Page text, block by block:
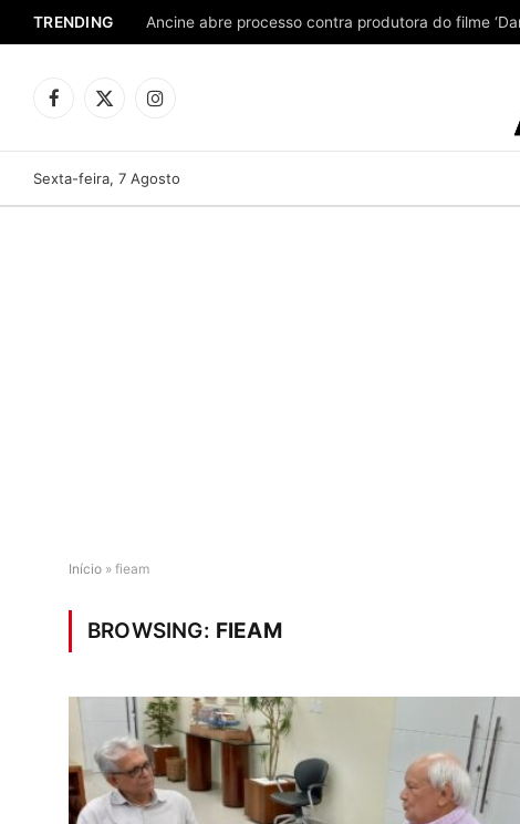
TRENDING Ancine abre processo contra produtora do filme
Facebook
X
Instagram
Sexta-feira, 7 Agosto
Início » fieam
BROWSING: FIEAM